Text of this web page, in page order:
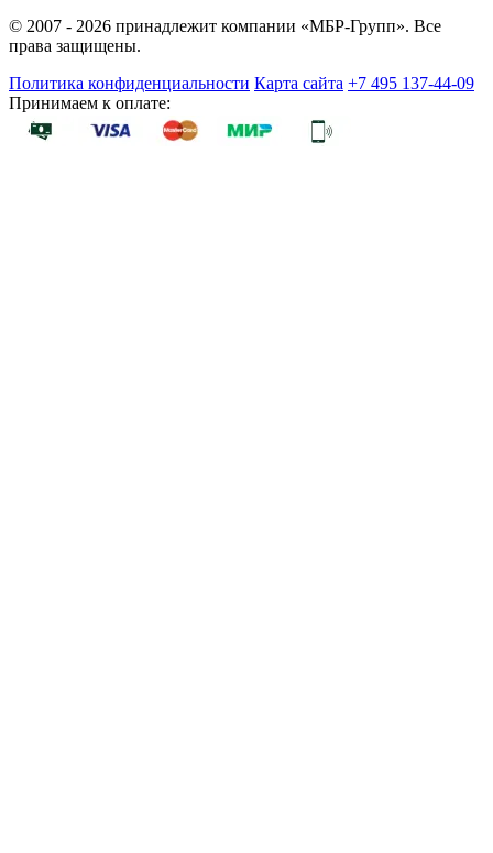
© 2007 - 2026 принадлежит компании «МБР-Групп». Все
права защищены.
Политика конфиденциальности Карта сайта +7 495 137-44-09
Принимаем к оплате: